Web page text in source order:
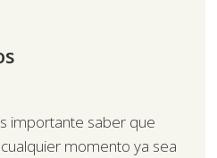
importante saber que
momento ya sea